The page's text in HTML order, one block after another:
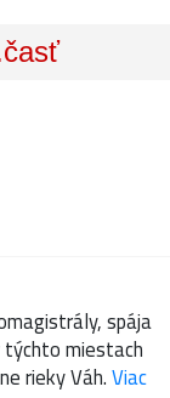
spája
týchto miestach
rieky Váh.Viac